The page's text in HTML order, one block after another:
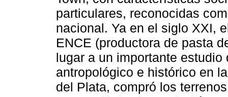
particulares, reconocidas
nacional. Ya en el siglo XXI,
ENCE (productora de pasta
lugar a un importante
antropológico e histórico en
del Plata, compró los